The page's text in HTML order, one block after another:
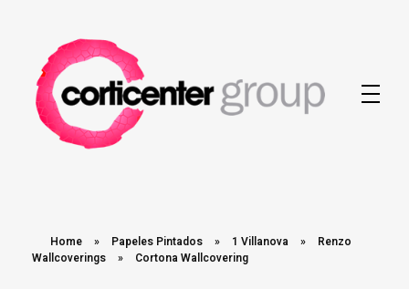
Home » Papeles Pintados » 1 Villanova »
Renzo
Wallcoverings
» Cortona Wallcovering